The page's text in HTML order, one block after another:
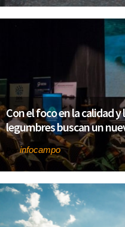
Con el foco en la calidad
legumbres buscan un
Porinfocampo